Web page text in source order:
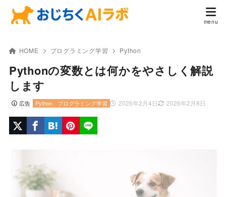
HOME プログラミング学習 Python
Pythonの変数とは何かをやさしく解説
します
広告 2026年2月4日 2026年2月8日
Python プログラミング学習